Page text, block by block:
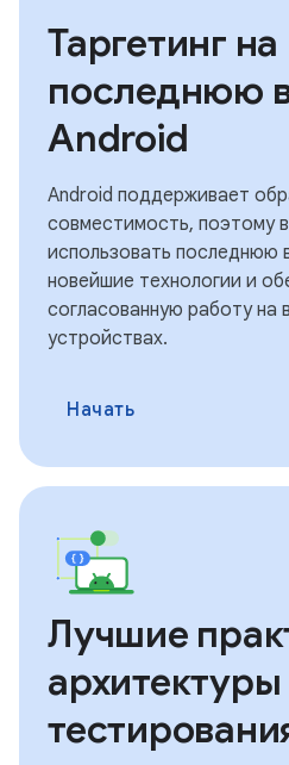
Таргетинг на
последнюю
Android
Android поддерживает
совместимость, поэтому
использовать последнюю
новейшие технологии и
согласованную работу на
устройствах.
Начать
Лучшие
архитектуры